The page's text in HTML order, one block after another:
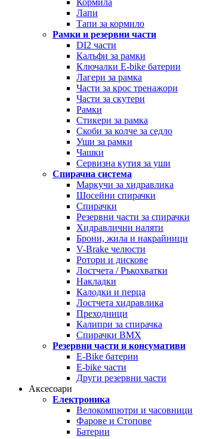
Кормила
Лапи
Тапи за кормило
Рамки и резервни части
DI2 части
Калъфи за рамки
Ключалки Е-bike батерии
Лагери за рамка
Части за крос тренажори
Части за скутери
Рамки
Стикери за рамка
Скоби за колче за седло
Уши за рамки
Чашки
Сервизна кутия за уши
Спирачна система
Маркучи за хидравлика
Шосейни спирачки
Спирачки
Резервни части за спирачки
Хидравлични наляти
Брони, жила и накрайници
V-Brake челюсти
Ротори и дискове
Лостчета / Ръкохватки
Накладки
Калодки и перца
Лостчета хидравлика
Преходници
Калипри за спирачка
Спирачки BMX
Резервни части и консумативи
E-Bike батерии
E-bike части
Други резервни части
Аксесоари
Електроника
Велокомпютри и часовници
Фарове и Стопове
Батерии